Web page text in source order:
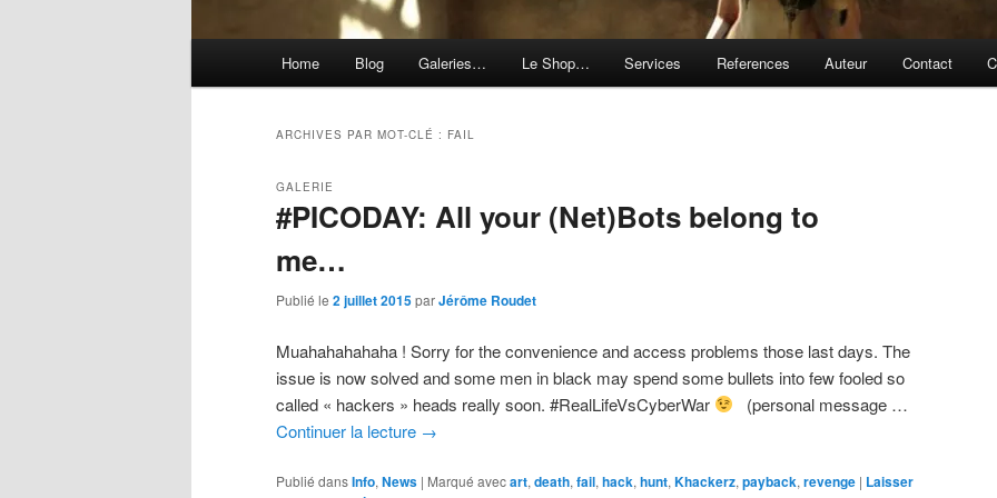
Home Blog Galeries… Le Shop… Services References Auteur Contact
ARCHIVES PAR MOT-CLÉ : FAIL
#PICODAY: All your (Net)Bots belong to
me…
GALERIE
Publié le 2 juillet 2015parJérôme Roudet
Muahahahahaha ! Sorry for the convenience and access problems those last days. The
issue is now solved and some men in black may spend some bullets into few fooled so
called « hackers » heads really soon. #RealLifeVsCyberWar
(personal message …
Continuer la lecture →
Publié dansInfo, News | Marqué avecart, death, fail, hack, hunt, Khackerz, payback, revenge | Laisser